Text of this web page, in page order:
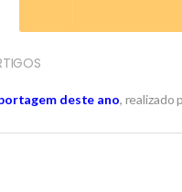
deste ano, realizado